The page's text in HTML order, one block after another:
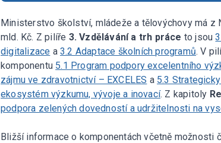
Ministerstvo školství, mládeže a tělovýchovy má z
mld. Kč. Z pilíře 3. Vzdělávání a trh práce to jsou
digitalizace a3.2 Adaptace školních programů. V
komponentu 5.1 Program podpory excelentního
zájmu ve zdravotnictví – EXCELES a 5.3
ekosystém výzkumu, vývoje a inovací. Z kapitoly
podpora zelených dovedností a udržitelnosti na
Bližší informace o komponentách včetně možnosti